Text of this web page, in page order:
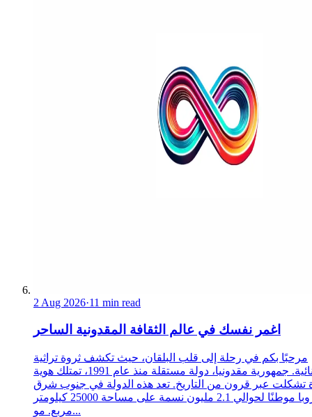
2 Aug 2026·11 min read
اغمر نفسك في عالم الثقافة المقدونية الساحر
مرحبًا بكم في رحلة إلى قلب البلقان، حيث تكشف ثروة تراثية
استثنائية. جمهورية مقدونيا، دولة مستقلة منذ عام 1991، تمتلك هوية
تشكلت عبر قرون من التاريخ. تعد هذه الدولة في جنوب شرق
أوروبا موطنًا لحوالي 2.1 مليون نسمة على مساحة 25000 كيلومتر
مربع. مو...